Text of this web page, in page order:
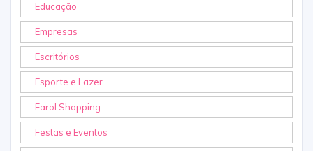
Educação
Empresas
Escritórios
Esporte e Lazer
Farol Shopping
Festas e Eventos